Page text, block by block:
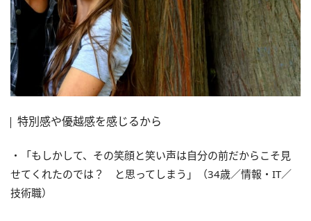
特別感や優越感を感じるから
・「もしかして、その笑顔と笑い声は自分の前だからこそ見
せてくれたのでは？ と思ってしまう」（34歳／情報・IT／
技術職）